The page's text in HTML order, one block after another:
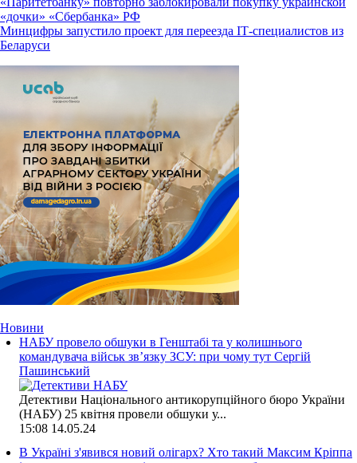
«дочки» «Сбербанка» РФ
Минцифры запустило проект для переезда IТ-специалистов из
Беларуси
Новини
НАБУ провело обшуки в Генштабі та у колишнього
командувача військ зв’язку ЗСУ: при чому тут Сергій
Пашинський
Детективи Національного антикорупційного бюро України
(НАБУ) 25 квітня провели обшуки у...
15:08 14.05.24
В Україні з'явився новий олігарх? Хто такий Максим Кріппа